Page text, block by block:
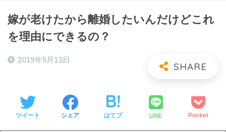
嫁が老けたから離婚したいんだけどこれ
を理由にできるの？
2019年5月13日
ツイート シェア はてブ LINE Pocket